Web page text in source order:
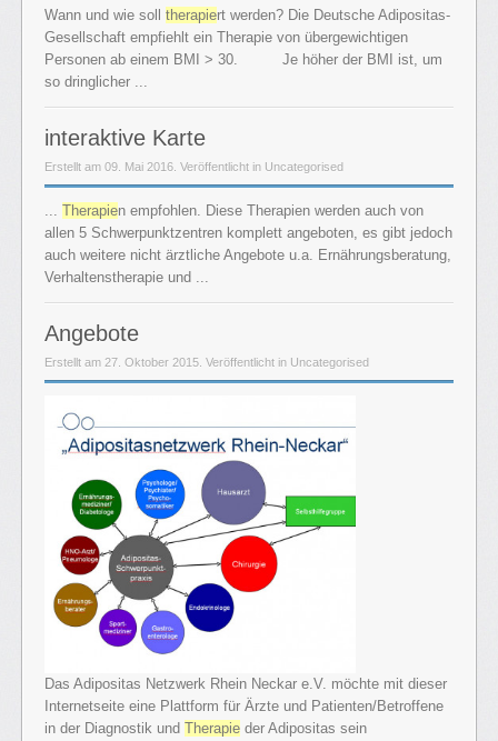
Wann und wie soll therapiert werden? Die Deutsche Adipositas-
Gesellschaft empfiehlt ein Therapie von übergewichtigen
Personen ab einem BMI > 30. Je höher der BMI ist, um
so dringlicher ...
interaktive Karte
Erstellt am 09. Mai 2016. Veröffentlicht in Uncategorised
... Therapien empfohlen. Diese Therapien werden auch von
allen 5 Schwerpunktzentren komplett angeboten, es gibt jedoch
auch weitere nicht ärztliche Angebote u.a. Ernährungsberatung,
Verhaltenstherapie und ...
Angebote
Erstellt am 27. Oktober 2015. Veröffentlicht in Uncategorised
Das Adipositas Netzwerk Rhein Neckar e.V. möchte mit dieser
Internetseite eine Plattform für Ärzte und Patienten/Betroffene
in der Diagnostik und Therapie der Adipositas sein